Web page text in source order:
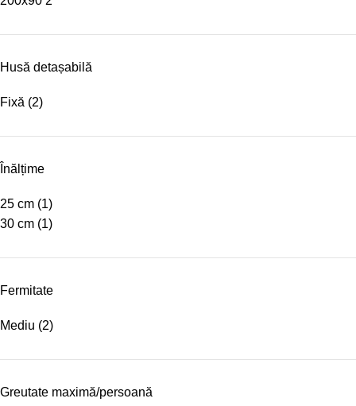
Husă detașabilă
Fixă (2)
Înălțime
25 cm (1)
30 cm (1)
Fermitate
Mediu (2)
Greutate maximă/persoană